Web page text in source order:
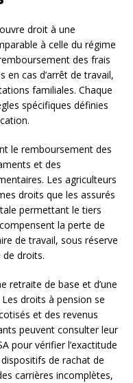
droit à une
à celle du régime
des frais
en cas d’arrêt de travail,
familiales. Chaque
spécifiques définies
le remboursement des
et des
Les agriculteurs
droits que les assurés
permettant le tiers
la perte de
de travail, sous réserve
de droits.
retraite de base et d’une
droits à pension se
et des revenus
peuvent consulter leur
pour vérifier l’exactitude
de rachat de
carrières incomplètes,